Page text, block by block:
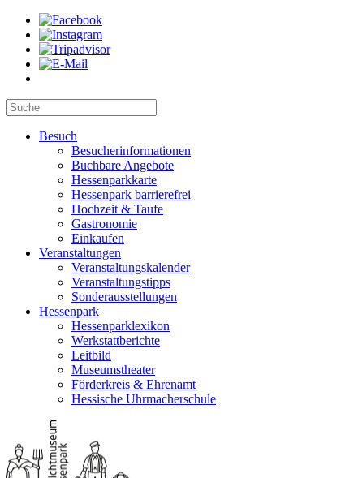
Besuch
Besucherinformationen
Buchbare Angebote
Hessenparkkarte
Hessenpark barrierefrei
Hochzeit & Taufe
Gastronomie
Einkaufen
Veranstaltungen
Veranstaltungskalender
Veranstaltungstipps
Sonderausstellungen
Hessenpark
Hessenparklexikon
Werkstattberichte
Leitbild
Museumstheater
Förderkreis & Ehrenamt
Hessische Uhrmacherschule